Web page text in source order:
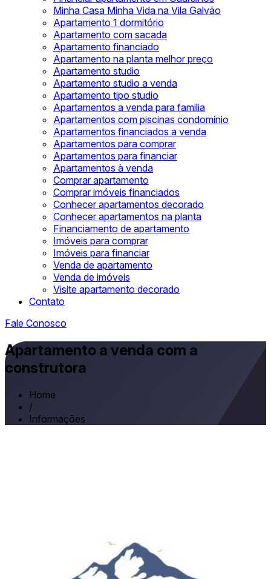
Minha Casa Minha Vida na Vila Galvão
Apartamento 1 dormitório
Apartamento com sacada
Apartamento financiado
Apartamento na planta melhor preço
Apartamento studio
Apartamento studio a venda
Apartamento tipo studio
Apartamentos a venda para familia
Apartamentos com piscinas condomínio
Apartamentos financiados a venda
Apartamentos para comprar
Apartamentos para financiar
Apartamentos à venda
Comprar apartamento
Comprar imóveis financiados
Conhecer apartamentos decorado
Conhecer apartamentos na planta
Financiamento de apartamento
Imóveis para comprar
Imóveis para financiar
Venda de apartamento
Venda de imóveis
Visite apartamento decorado
Contato
Fale Conosco
Apartamento a venda com a
construtora
Home
/
Informações